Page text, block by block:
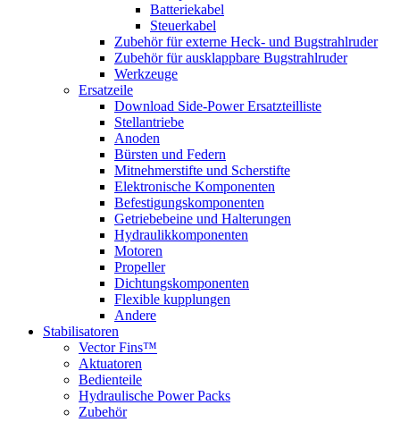
Batteriekabel
Steuerkabel
Zubehör für externe Heck- und Bugstrahlruder
Zubehör für ausklappbare Bugstrahlruder
Werkzeuge
Ersatzeile
Download Side-Power Ersatzteilliste
Stellantriebe
Anoden
Bürsten und Federn
Mitnehmerstifte und Scherstifte
Elektronische Komponenten
Befestigungskomponenten
Getriebebeine und Halterungen
Hydraulikkomponenten
Motoren
Propeller
Dichtungskomponenten
Flexible kupplungen
Andere
Stabilisatoren
Vector Fins™
Aktuatoren
Bedienteile
Hydraulische Power Packs
Zubehör